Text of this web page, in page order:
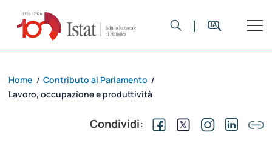
Home / Contributo al Parlamento /
Lavoro, occupazione e produttività
Condividi: